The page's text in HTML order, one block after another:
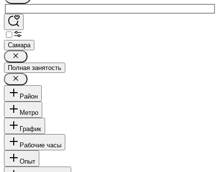
Самара
Полная занятость
Район
Метро
График
Рабочие часы
Опыт